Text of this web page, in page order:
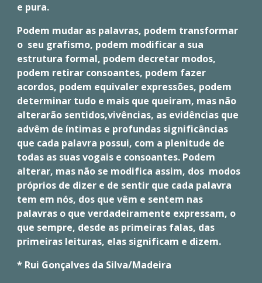
e pura.
Podem mudar as palavras, podem transformar
o seu grafismo, podem modificar a sua
estrutura formal, podem decretar modos,
podem retirar consoantes, podem fazer
acordos, podem equivaler expressões, podem
determinar tudo e mais que queiram, mas não
alterarão sentidos,vivências, as evidências que
advêm de íntimas e profundas significâncias
que cada palavra possui, com a plenitude de
todas as suas vogais e consoantes. Podem
alterar, mas não se modifica assim, dos modos
próprios de dizer e de sentir que cada palavra
tem em nós, dos que vêm e sentem nas
palavras o que verdadeiramente expressam, o
que sempre, desde as primeiras falas, das
primeiras leituras, elas significam e dizem.
* Rui Gonçalves da Silva/Madeira